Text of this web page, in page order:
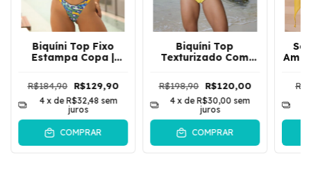
Biquíni Top Fixo
Estampa Copa |
R$184,90 R$129,90
4 x deR$32,48 sem
juros
COMPRAR
Biquíni Top
Texturizado Com
| Amarelo
R$198,90 R$120,00
4 x deR$30,00 sem
juros
COMPRAR